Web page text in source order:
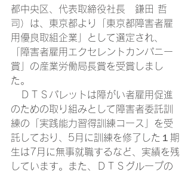
都中央区、代表取締役社長　鎌田 哲
司）は、東京都より「東京都障害者雇
用優良取組企業」として選定され、
「障害者雇用エクセレントカンパニー
賞」の産業労働局長賞を受賞しまし
た。
ＤＴＳパレットは障がい者雇用促進
のための取り組みとして障害者委託訓
練の「実践能力習得訓練コース」を受
託しており、5月に訓練を修了した１期
生は7月に無事就職するなど、実績を残
しています。また、ＤＴＳグループの